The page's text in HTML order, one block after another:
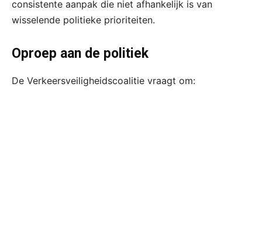
consistente aanpak die niet afhankelijk is van
wisselende politieke prioriteiten.
Oproep aan de politiek
De Verkeersveiligheidscoalitie vraagt om: